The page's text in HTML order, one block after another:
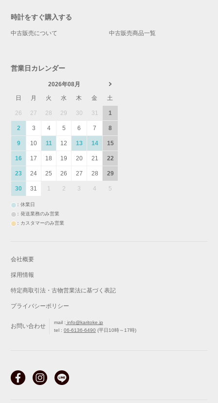
時計をすぐ購入する
中古販売について 中古販売商品一覧
営業日カレンダー
2026年08月
日
月 火 水 木 金 土
26 27 28 29 30 31 1
2 3 4 5 6 7 8
9 10 11 12 13 14 15
16 17 18 19 20 21 22
23 24 25 26 27 28 29
30 31 1 2 3 4 5
：休業日
：発送業務のみ営業
：カスタマーのみ営業
会社概要
採用情報
特定商取引法・古物営業法に基づく表記
プライバシーポリシー
お問い合わせ
mail : info@karitoke.jp
tel :06-6136-6490 (平日10時～17時)